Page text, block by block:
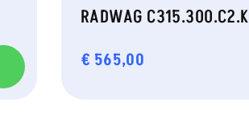
RADWAG C315.300.C2.K
€ 565,00